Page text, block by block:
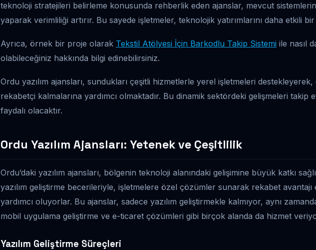
teknoloji stratejileri belirleme konusunda rehberlik eden ajanslar, mevcut
yaparak verimliliği artırır. Bu sayede işletmeler, teknolojik yatırımlarını daha etkili
Ayrıca, örnek bir proje olarak Tekstil Atölyesi İçin Barkodlu Takip Sistemi ile nasıl
olabileceğiniz hakkında bilgi edinebilirsiniz.
Ordu yazılım ajansları, sundukları çeşitli hizmetlerle yerel işletmeleri destekleyerek,
rekabetçi kalmalarına yardımcı olmaktadır. Bu dinamik sektördeki gelişmeleri takip
faydalı olacaktır.
Ordu Yazılım Ajansları: Yetenek ve Çeşitlilik
Ordu’daki yazılım ajansları, bölgenin teknoloji alanındaki gelişimine büyük katkı
yazılım geliştirme becerileriyle, işletmelere özel çözümler sunarak rekabet avantajı
yardımcı oluyorlar. Bu ajanslar, sadece yazılım geliştirmekle kalmıyor, aynı
mobil uygulama geliştirme ve e-ticaret çözümleri gibi birçok alanda da hizmet
Yazılım Geliştirme Süreçleri